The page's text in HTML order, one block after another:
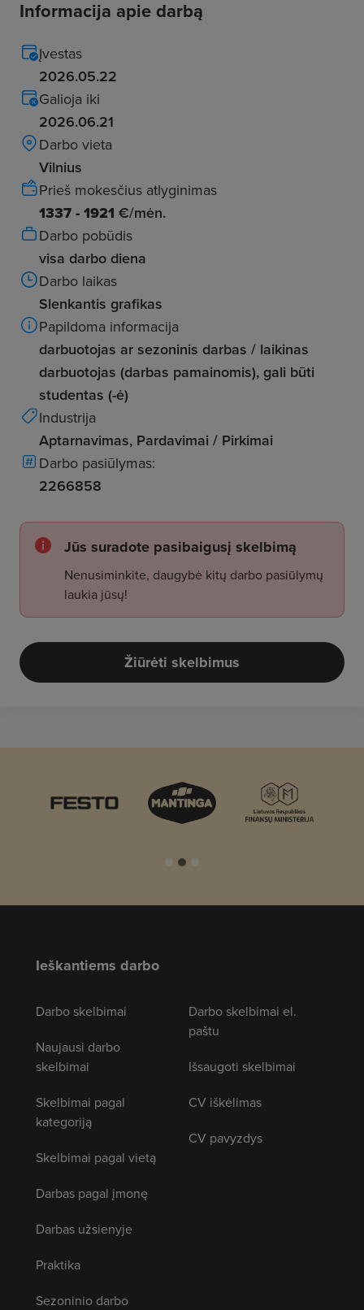
Informacija apie darbą
Įvestas
2026.05.22
Galioja iki
2026.06.21
Darbo vieta
Vilnius
Prieš mokesčius atlyginimas
1337 - 1921 €/mėn.
Darbo pobūdis
visa darbo diena
Darbo laikas
Slenkantis grafikas
Papildoma informacija
darbuotojas ar sezoninis darbas / laikinas
darbuotojas (darbas pamainomis), gali būti
studentas (-ė)
Industrija
Aptarnavimas, Pardavimai / Pirkimai
Darbo pasiūlymas:
2266858
Jūs suradote pasibaigusį skelbimą
Nenusiminkite, daugybė kitų darbo pasiūlymų
laukia jūsų!
Žiūrėti skelbimus
Ieškantiems darbo
Darbo skelbimai
Naujausi darbo
skelbimai
Skelbimai pagal
kategoriją
Skelbimai pagal vietą
Darbas pagal įmonę
Darbas užsienyje
Praktika
Sezoninio darbo
Darbo skelbimai el.
paštu
Išsaugoti skelbimai
CV iškėlimas
CV pavyzdys